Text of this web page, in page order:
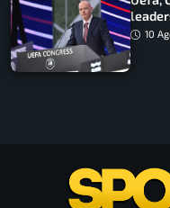
cerchi
10